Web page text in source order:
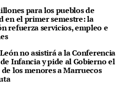
para los pueblos de
en el primer semestre: la
refuerza servicios, empleo e
no asistirá a la Conferencia
Infancia y pide al Gobierno el
los menores a Marruecos